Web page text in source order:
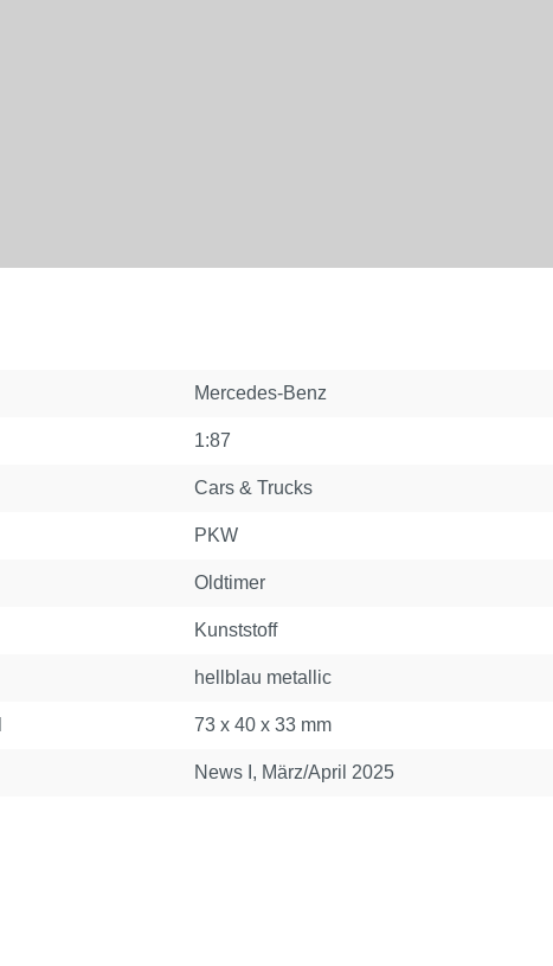
Mercedes-Benz
1:87
Cars & Trucks
PKW
Oldtimer
Kunststoff
hellblau metallic
73 x 40 x 33 mm
News I, März/April 2025